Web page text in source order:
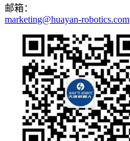
邮箱：
marketing@huayan-robotics.com